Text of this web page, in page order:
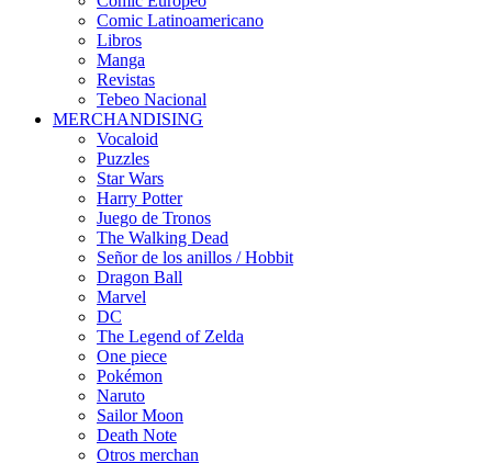
Comic Latinoamericano
Libros
Manga
Revistas
Tebeo Nacional
MERCHANDISING
Vocaloid
Puzzles
Star Wars
Harry Potter
Juego de Tronos
The Walking Dead
Señor de los anillos / Hobbit
Dragon Ball
Marvel
DC
The Legend of Zelda
One piece
Pokémon
Naruto
Sailor Moon
Death Note
Otros merchan